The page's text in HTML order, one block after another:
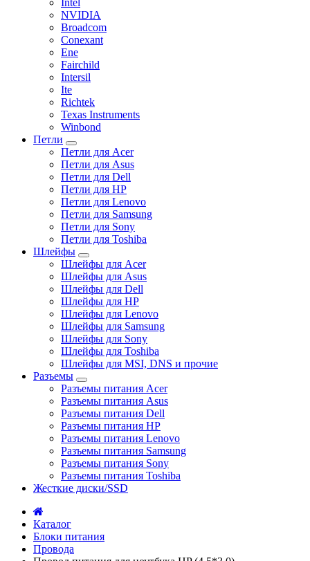
Intel
NVIDIA
Broadcom
Conexant
Ene
Fairchild
Intersil
Ite
Richtek
Texas Instruments
Winbond
Петли
Петли для Acer
Петли для Asus
Петли для Dell
Петли для HP
Петли для Lenovo
Петли для Samsung
Петли для Sony
Петли для Toshiba
Шлейфы
Шлейфы для Acer
Шлейфы для Asus
Шлейфы для Dell
Шлейфы для HP
Шлейфы для Lenovo
Шлейфы для Samsung
Шлейфы для Sony
Шлейфы для Toshiba
Шлейфы для MSI, DNS и прочие
Разъемы
Разъемы питания Acer
Разъемы питания Asus
Разъемы питания Dell
Разъемы питания HP
Разъемы питания Lenovo
Разъемы питания Samsung
Разъемы питания Sony
Разъемы питания Toshiba
Жесткие диски/SSD
Каталог
Блоки питания
Провода